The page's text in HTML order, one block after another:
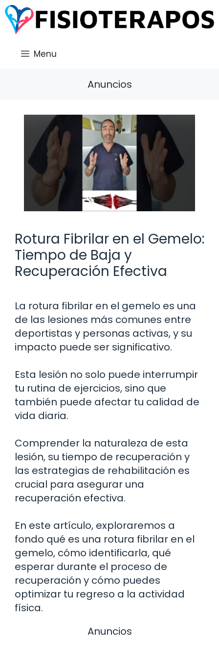
Saltar
al
contenido
Menu
Anuncios
Rotura Fibrilar en el Gemelo:
Tiempo de Baja y
Recuperación Efectiva
La rotura fibrilar en el gemelo es una
de las lesiones más comunes entre
deportistas y personas activas, y su
impacto puede ser significativo.
Esta lesión no solo puede interrumpir
tu rutina de ejercicios, sino que
también puede afectar tu calidad de
vida diaria.
Comprender la naturaleza de esta
lesión, su tiempo de recuperación y
las estrategias de rehabilitación es
crucial para asegurar una
recuperación efectiva.
En este artículo, exploraremos a
fondo qué es una rotura fibrilar en el
gemelo, cómo identificarla, qué
esperar durante el proceso de
recuperación y cómo puedes
optimizar tu regreso a la actividad
física.
Anuncios